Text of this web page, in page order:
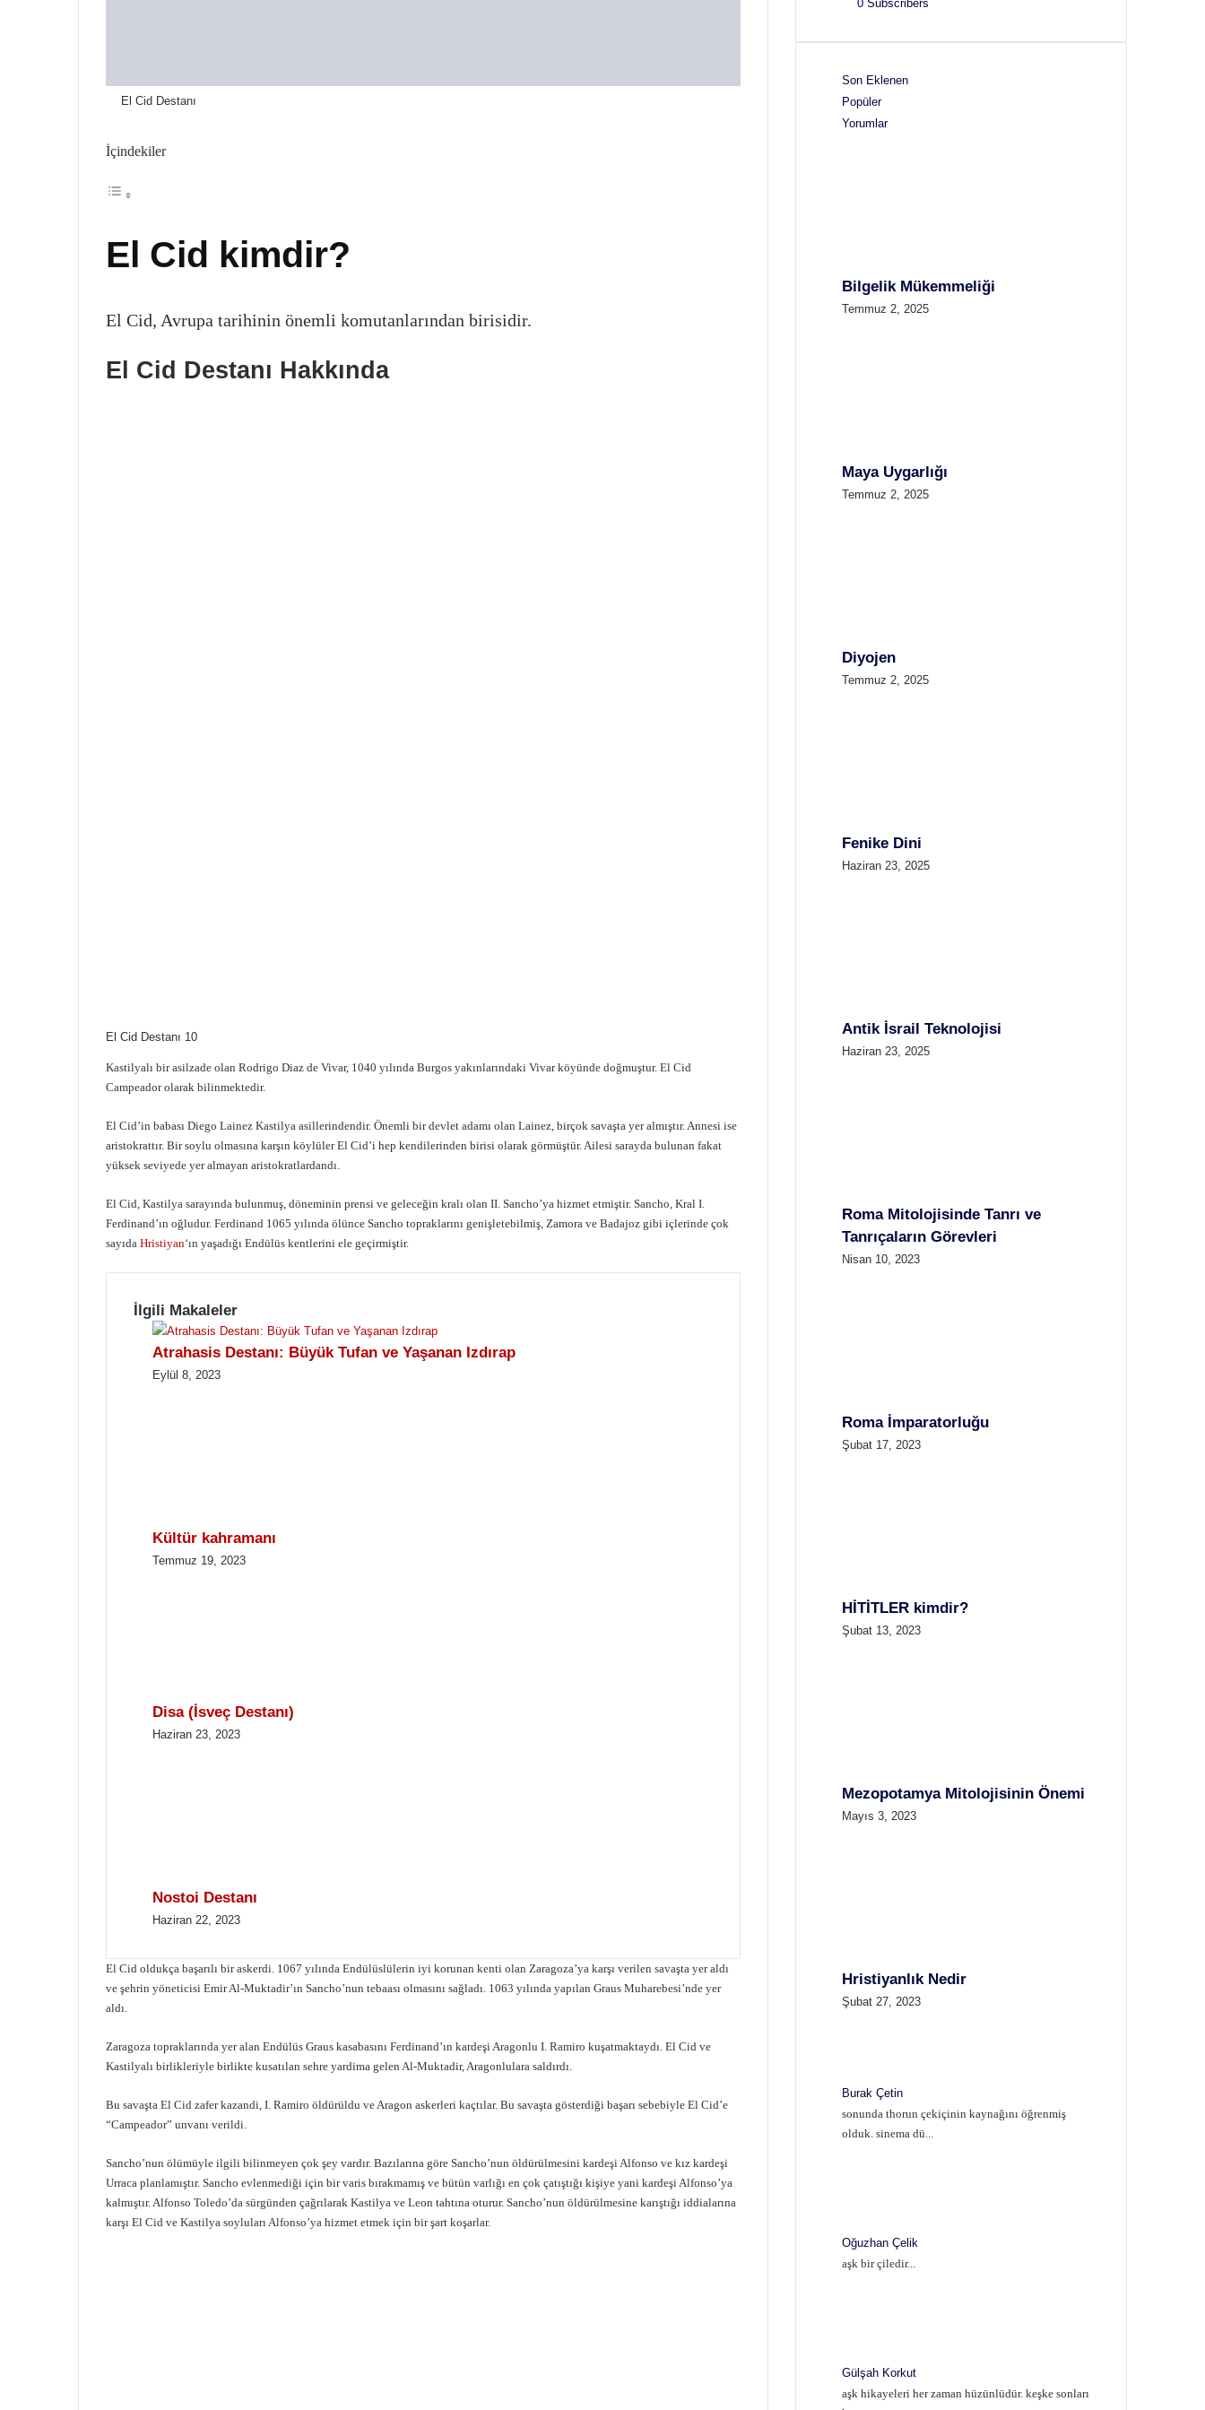
El Cid Destanı
İçindekiler
El Cid kimdir?
El Cid, Avrupa tarihinin önemli komutanlarından birisidir.
El Cid Destanı Hakkında
El Cid Destanı 10
Kastilyalı bir asilzade olan Rodrigo Diaz de Vivar, 1040 yılında Burgos yakınlarındaki Vivar köyünde doğmuştur. El Cid
Campeador olarak bilinmektedir.
El Cid’in babası Diego Lainez Kastilya asillerindendir. Önemli bir devlet adamı olan Lainez, birçok savaşta yer almıştır. Annesi ise
aristokrattır. Bir soylu olmasına karşın köylüler El Cid’i hep kendilerinden birisi olarak görmüştür. Ailesi sarayda bulunan fakat
yüksek seviyede yer almayan aristokratlardandı.
El Cid, Kastilya sarayında bulunmuş, döneminin prensi ve geleceğin kralı olan II. Sancho’ya hizmet etmiştir. Sancho, Kral I.
Ferdinand’ın oğludur. Ferdinand 1065 yılında ölünce Sancho topraklarını genişletebilmiş, Zamora ve Badajoz gibi içlerinde çok
sayıda Hristiyan‘ın yaşadığı Endülüs kentlerini ele geçirmiştir.
İlgili Makaleler
Atrahasis Destanı: Büyük Tufan ve Yaşanan Izdırap
Eylül 8, 2023
Kültür kahramanı
Temmuz 19, 2023
Disa (İsveç Destanı)
Haziran 23, 2023
Nostoi Destanı
Haziran 22, 2023
El Cid oldukça başarılı bir askerdi. 1067 yılında Endülüslülerin iyi korunan kenti olan Zaragoza’ya karşı verilen savaşta yer aldı
ve şehrin yöneticisi Emir Al-Muktadir’ın Sancho’nun tebaası olmasını sağladı. 1063 yılında yapılan Graus Muharebesi’nde yer
aldı.
Zaragoza topraklarında yer alan Endülüs Graus kasabasını Ferdinand’ın kardeşi Aragonlu I. Ramiro kuşatmaktaydı. El Cid ve
Kastilyalı birlikleriyle birlikte kusatılan sehre yardima gelen Al-Muktadir, Aragonlulara saldırdı.
Bu savaşta El Cid zafer kazandi, I. Ramiro öldürüldu ve Aragon askerleri kaçtılar. Bu savaşta gösterdiği başarı sebebiyle El Cid’e
“Campeador” unvanı verildi.
Sancho’nun ölümüyle ilgili bilinmeyen çok şey vardır. Bazılarına göre Sancho’nun öldürülmesini kardeşi Alfonso ve kız kardeşi
Urraca planlamıştır. Sancho evlenmediği için bir varis bırakmamış ve bütün varlığı en çok çatıştığı kişiye yani kardeşi Alfonso’ya
kalmıştır. Alfonso Toledo’da sürgünden çağrılarak Kastilya ve Leon tahtına oturur. Sancho’nun öldürülmesine karıştığı iddialarına
karşı El Cid ve Kastilya soyluları Alfonso’ya hizmet etmek için bir şart koşarlar.
0 Subscribers
Son Eklenen
Popüler
Yorumlar
Bilgelik Mükemmeliği
Temmuz 2, 2025
Maya Uygarlığı
Temmuz 2, 2025
Diyojen
Temmuz 2, 2025
Fenike Dini
Haziran 23, 2025
Antik İsrail Teknolojisi
Haziran 23, 2025
Roma Mitolojisinde Tanrı ve
Tanrıçaların Görevleri
Nisan 10, 2023
Roma İmparatorluğu
Şubat 17, 2023
HİTİTLER kimdir?
Şubat 13, 2023
Mezopotamya Mitolojisinin Önemi
Mayıs 3, 2023
Hristiyanlık Nedir
Şubat 27, 2023
Burak Çetin
sonunda thorun çekiçinin kaynağını öğrenmiş
olduk. sinema dü...
Oğuzhan Çelik
aşk bir çiledir...
Gülşah Korkut
aşk hikayeleri her zaman hüzünlüdür. keşke sonları